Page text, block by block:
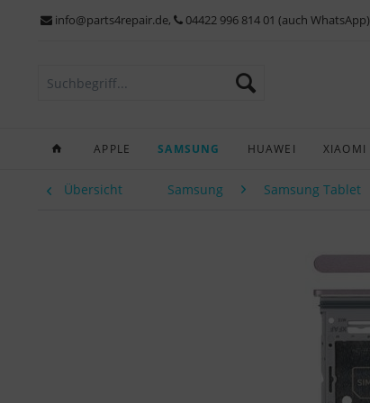
info@parts4repair.de, 04422 996 814 01 (auch WhatsApp)
APPLE SAMSUNG HUAWEI XIAOMI
Übersicht Samsung Samsung Tablet